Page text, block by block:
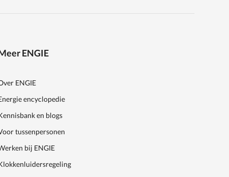
ENGIE
ENGIE
encyclopedie
en blogs
tussenpersonen
bij ENGIE